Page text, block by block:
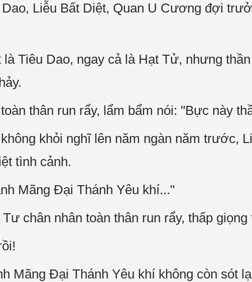
Liễu Bất Diệt, Quan U Cương đợi
là Tiêu Dao, ngay cả là Hạt Tử, nhưng
thân run rẩy, lẩm bẩm nói: "Bực này
khỏi nghĩ lên năm ngàn năm trước,
tình cảnh.
Mãng Đại Thánh Yêu khí..."
chân nhân toàn thân run rẩy, thấp giọng
Mãng Đại Thánh Yêu khí không còn sót